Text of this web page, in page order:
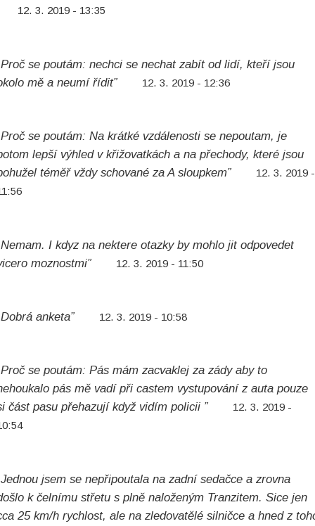
12. 3. 2019 - 13:35
se poutám: nechci se nechat zabít od lidí, kteří jsou
mě a neumí řídit”
12. 3. 2019 - 12:36
se poutám: Na krátké vzdálenosti se nepoutam, je
lepší výhled v křižovatkách a na přechody, které jsou
téměř vždy schované za A sloupkem”
12. 3. 2019 -
I kdyz na nektere otazky by mohlo jit odpovedet
moznostmi”
12. 3. 2019 - 11:50
anketa” 12. 3. 2019 - 10:58
se poutám: Pás mám zacvaklej za zády aby to
pás mě vadí při castem vystupování z auta pouze
část pasu přehazují když vidím policii ”
12. 3. 2019 -
jsem se nepřipoutala na zadní sedačce a zrovna
k čelnímu střetu s plně naloženým Tranzitem. Sice jen
25 km/h rychlost, ale na zledovatělé silničce a hned z